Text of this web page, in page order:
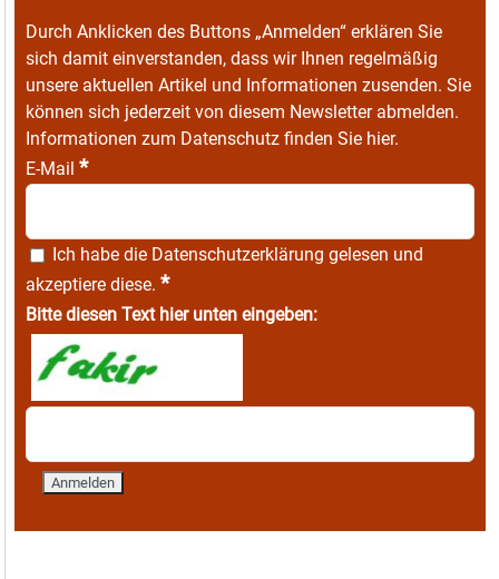
Durch Anklicken des Buttons „Anmelden“ erklären Sie
sich damit einverstanden, dass wir Ihnen regelmäßig
unsere aktuellen Artikel und Informationen zusenden. Sie
können sich jederzeit von diesem Newsletter abmelden.
Informationen zum Datenschutz finden Sie hier.
E-Mail *
Ich habe die Datenschutzerklärung gelesen und
akzeptiere diese. *
Bitte diesen Text hier unten eingeben: